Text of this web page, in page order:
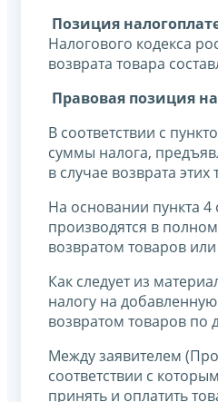
Позиция
Налогового кодекса
возврата товара
Правовая позиция
В соответствии с
суммы налога,
в случае возврата
На основании пункта 4
производятся в
возвратом товаров
Как следует из
налогу на
возвратом товаров по
Между заявителем
соответствии с
принять и оплатить